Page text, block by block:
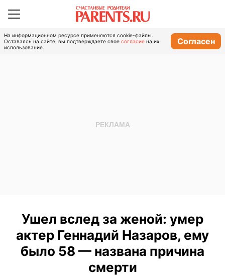
На информационном ресурсе применяются cookie-файлы.
Оставаясь на сайте, вы подтверждаете свое согласие на их
использование.
Согласен
Ушел вслед за женой: умер
актер Геннадий Назаров, ему
было 58 — названа причина
смерти